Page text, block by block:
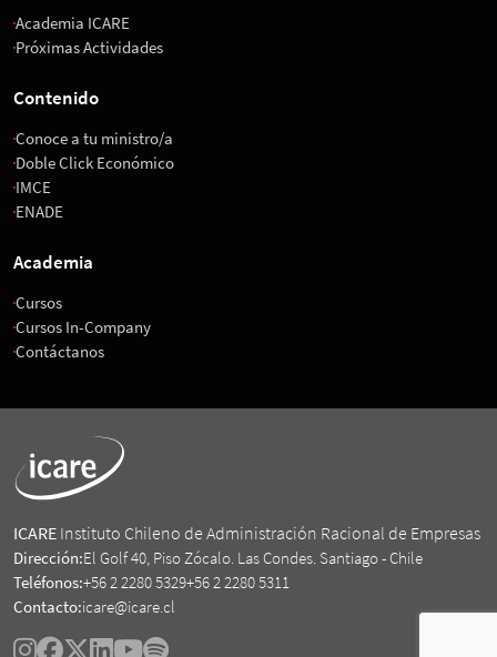
Academia ICARE
Próximas Actividades
Contenido
Conoce a tu ministro/a
Doble Click Económico
IMCE
ENADE
Academia
Cursos
Cursos In-Company
Contáctanos
ICARE Instituto Chileno de Administración Racional de Empresas
Dirección:El Golf 40, Piso Zócalo. Las Condes. Santiago - Chile
Teléfonos:+56 2 2280 5329+56 2 2280 5311
Contacto:icare@icare.cl